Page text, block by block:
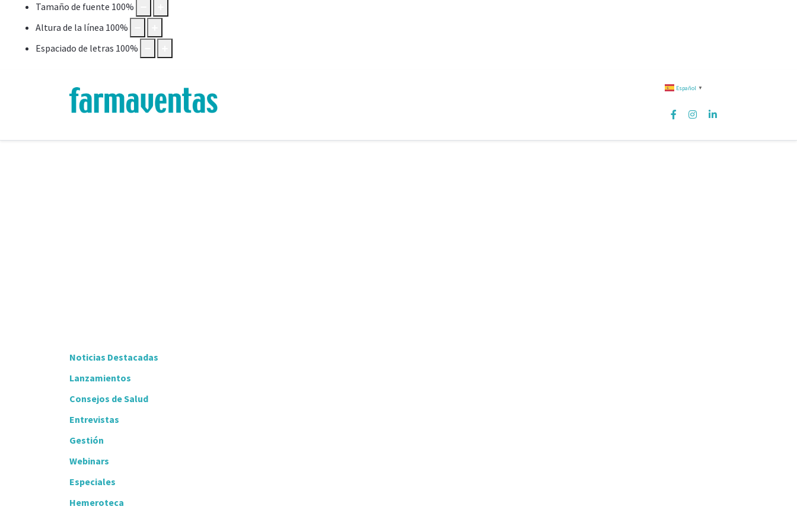
Tamaño de fuente 100%
Altura de la línea 100%
Espaciado de letras 100%
Español ▼
Noticias Destacadas
Lanzamientos
Consejos de Salud
Entrevistas
Gestión
Webinars
Especiales
Hemeroteca